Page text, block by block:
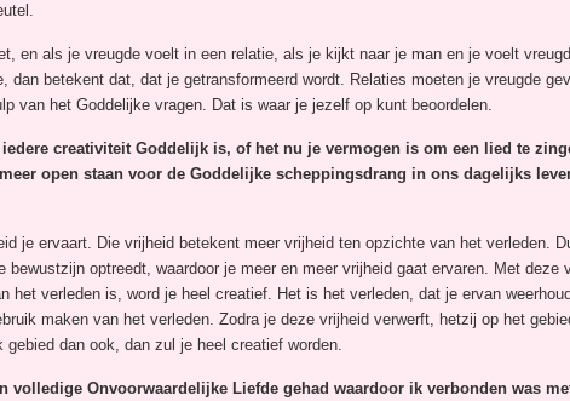
en als je vreugde voelt in een relatie, als je kijkt naar je man en je voelt
betekent dat, dat je getransformeerd wordt. Relaties moeten je vreugde
van het Goddelijke vragen. Dat is waar je jezelf op kunt beoordelen.
creativiteit Goddelijk is, of het nu je vermogen is om een lied te
open staan voor de Goddelijke scheppingsdrang in ons dagelijks
je ervaart. Die vrijheid betekent meer vrijheid ten opzichte van het verleden.
optreedt, waardoor je meer en meer vrijheid gaat ervaren. Met deze
het verleden is, word je heel creatief. Het is het verleden, dat je ervan
maken van het verleden. Zodra je deze vrijheid verwerft, hetzij op het
dan ook, dan zul je heel creatief worden.
volledige Onvoorwaardelijke Liefde gehad waardoor ik verbonden was